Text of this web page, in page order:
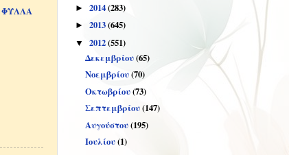
ΦΥΛΛΑ
► 2014(283)
► 2013(645)
▼ 2012(551)
Δεκεμβρίου(65)
Νοεμβρίου(70)
Οκτωβρίου(73)
Σεπτεμβρίου(147)
Αυγούστου(195)
Ιουλίου(1)